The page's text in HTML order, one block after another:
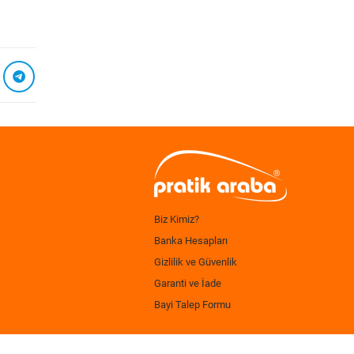
Biz Kimiz?
Banka Hesapları
Gizlilik ve Güvenlik
Garanti ve İade
Bayi Talep Formu